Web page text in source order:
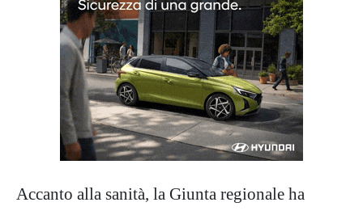
Accanto alla sanità, la Giunta regionale ha